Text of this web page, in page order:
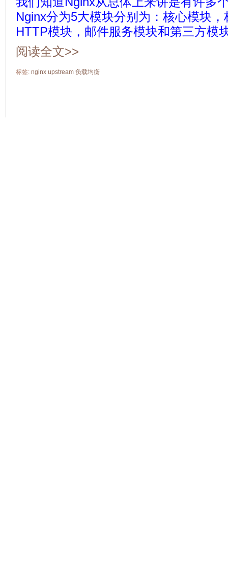
Nginx分为5大模块分别为：核心模块
HTTP模块，邮件服务模块和第三方模
阅读全文>>
标签: nginx upstream 负载均衡